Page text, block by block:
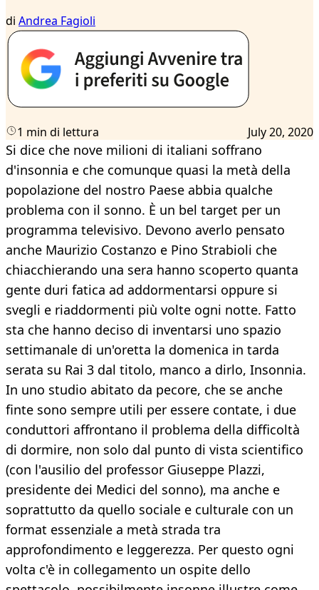
di Andrea Fagioli
1 min di lettura July 20, 2020
Si dice che nove milioni di italiani soffrano
d'insonnia e che comunque quasi la metà della
popolazione del nostro Paese abbia qualche
problema con il sonno. È un bel target per un
programma televisivo. Devono averlo pensato
anche Maurizio Costanzo e Pino Strabioli che
chiacchierando una sera hanno scoperto quanta
gente duri fatica ad addormentarsi oppure si
svegli e riaddormenti più volte ogni notte. Fatto
sta che hanno deciso di inventarsi uno spazio
settimanale di un'oretta la domenica in tarda
serata su Rai 3 dal titolo, manco a dirlo, Insonnia.
In uno studio abitato da pecore, che se anche
finte sono sempre utili per essere contate, i due
conduttori affrontano il problema della difficoltà
di dormire, non solo dal punto di vista scientifico
(con l'ausilio del professor Giuseppe Plazzi,
presidente dei Medici del sonno), ma anche e
soprattutto da quello sociale e culturale con un
format essenziale a metà strada tra
approfondimento e leggerezza. Per questo ogni
volta c'è in collegamento un ospite dello